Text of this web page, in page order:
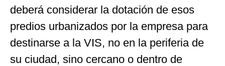
deberá considerar la dotación de esos
predios urbanizados por la empresa para
destinarse a la VIS, no en la periferia de
su ciudad, sino cercano o dentro de